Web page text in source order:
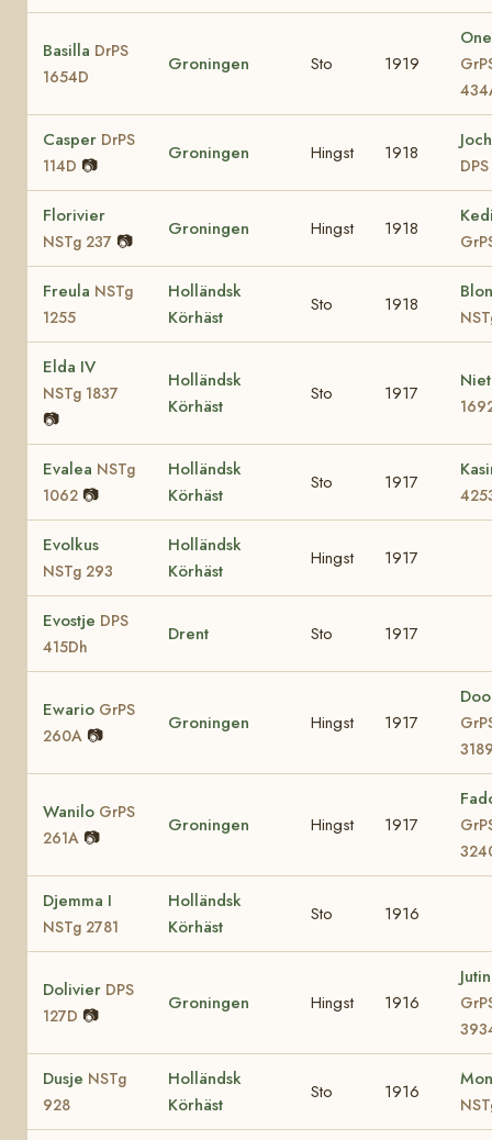
Basilla DrPS
1654D
Groningen Sto 1919
Casper DrPS
114D 📷
Groningen Hingst 1918
Florivier
NSTg 237 📷
Groningen Hingst 1918
Freula NSTg
1255
Holländsk
Körhäst
Sto 1918
Elda IV
NSTg 1837
📷
Holländsk
Körhäst
Sto 1917
Evalea NSTg
1062 📷
Holländsk
Körhäst
Sto 1917
Evolkus
NSTg 293
Holländsk
Körhäst
Hingst 1917
Evostje DPS
415Dh
Drent Sto 1917
Ewario GrPS
260A 📷
Groningen Hingst 1917
Wanilo GrPS
261A 📷
Groningen Hingst 1917
Djemma I
NSTg 2781
Holländsk
Körhäst
Sto 1916
Dolivier DPS
127D 📷
Groningen Hingst 1916
Dusje NSTg
928
Holländsk
Körhäst
Sto 1916